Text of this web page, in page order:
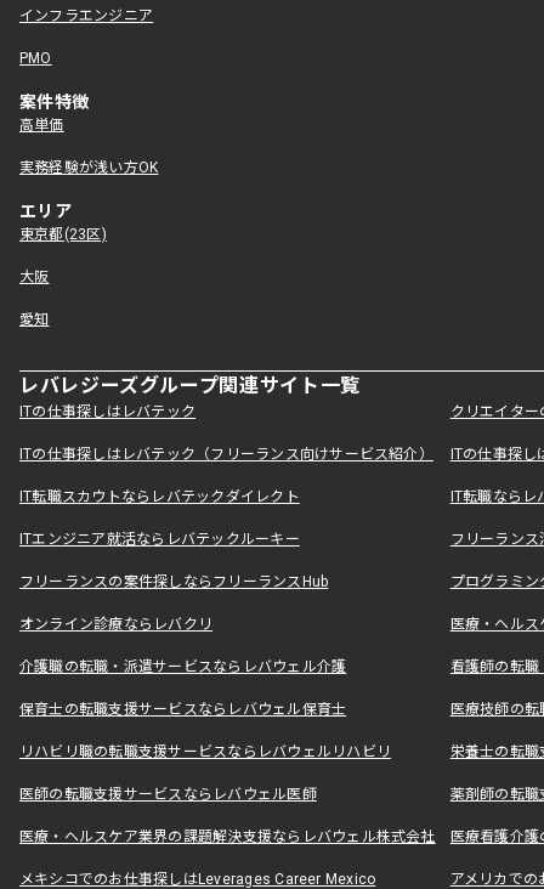
インフラエンジニア
PMO
案件特徴
高単価
実務経験が浅い方OK
エリア
東京都(23区)
大阪
愛知
レバレジーズグループ関連サイト一覧
ITの仕事探しはレバテック クリエイタ
ITの仕事探しはレバテック（フリーランス向けサービス紹介） ITの仕事探
IT転職スカウトならレバテックダイレクト IT転職なら
ITエンジニア就活ならレバテックルーキー フリーラン
フリーランスの案件探しならフリーランスHub プログラミ
オンライン診療ならレバクリ 医療・ヘル
介護職の転職・派遣サービスならレバウェル介護 看護師の転
保育士の転職支援サービスならレバウェル保育士 医療技師の
リハビリ職の転職支援サービスならレバウェルリハビリ 栄養士の転
医師の転職支援サービスならレバウェル医師 薬剤師の転
医療・ヘルスケア業界の課題解決支援ならレバウェル株式会社 医療看護介
メキシコでのお仕事探しはLeverages Career Mexico アメリカで